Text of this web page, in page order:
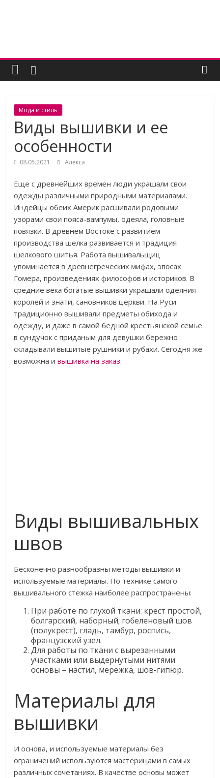
Женский
угодник
Блог
полезных
статей
для
женщин
Мода и стиль
Виды вышивки и ее
особенности
08.05.2021 Алекса
Еще с древнейших времен люди украшали свои
одежды различными природными материалами.
Индейцы обеих Америк расшивали родовыми
узорами свои пояса-вампумы, одеяла, головные
повязки. В древнем Востоке с развитием
производства шелка развивается и традиция
шелкового шитья. Работа вышивальщиц
упоминается в древнегреческих мифах, эпосах
Гомера, произведениях философов и историков. В
средние века богатые вышивки украшали одеяния
королей и знати, сановников церкви. На Руси
традиционно вышивали предметы обихода и
одежду, и даже в самой бедной крестьянской семье
в сундучок с приданым для девушки бережно
складывали вышитые рушники и рубахи. Сегодня же
возможна ивышивка на заказ.
Виды вышивальных
швов
Бесконечно разнообразны методы вышивки и
используемые материалы. По технике самого
вышивального стежка наиболее распространены:
При работе по глухой ткани: крест простой,
болгарский, наборный; гобеленовый шов
(полукрест), гладь, тамбур, роспись,
французский узел.
Для работы по ткани с вырезанными
участками или выдернутыми нитями
основы – настил, мережка, шов-гипюр.
Материалы для
вышивки
И основа, и используемые материалы без
ограничений используются мастерицами в самых
различных сочетаниях. В качестве основы может